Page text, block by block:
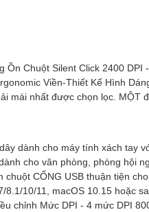
Ồn Chuột Silent Click 2400
Viền-Thiết Kế Hình
mái nhất được chọn lọc.
dành cho máy tính xách tay
cho văn phòng, phòng hội
CỔNG USB thuận tiện
10/11, macOS 10.15 hoặc
chỉnh Mức DPI - 4 mức DPI